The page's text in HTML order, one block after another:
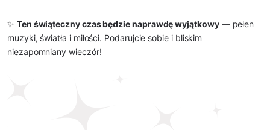
✨ Ten świąteczny czas będzie naprawdę wyjątkowy— pełen
muzyki, światła i miłości. Podarujcie sobie i bliskim
niezapomniany wieczór!